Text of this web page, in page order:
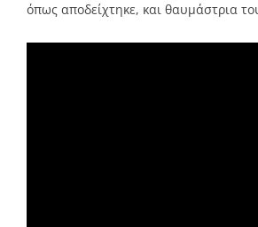
όπως αποδείχτηκε, και θαυμάστρια